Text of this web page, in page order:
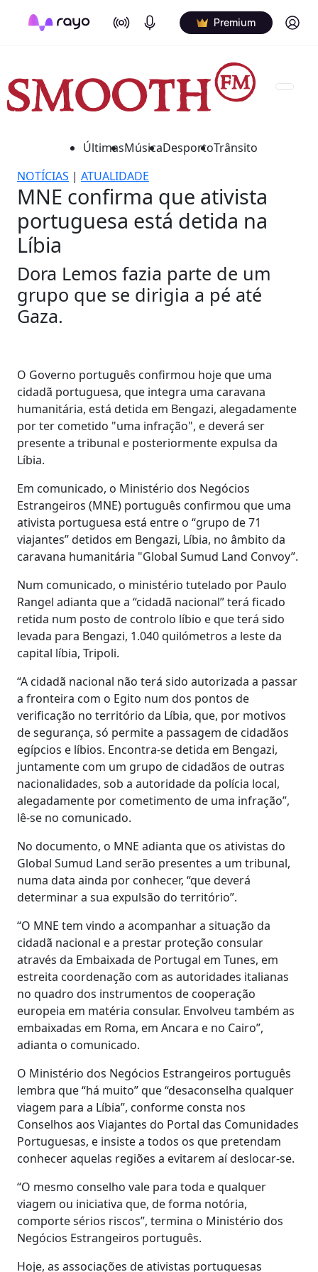
On Air Podcasts Premium Log in
ÚltimasMúsicaDesportoTrânsito
NOTÍCIAS | ATUALIDADE
MNE confirma que ativista
portuguesa está detida na
Líbia
Dora Lemos fazia parte de um
grupo que se dirigia a pé até
Gaza.
O Governo português confirmou hoje que uma
cidadã portuguesa, que integra uma caravana
humanitária, está detida em Bengazi, alegadamente
por ter cometido "uma infração", e deverá ser
presente a tribunal e posteriormente expulsa da
Líbia.
Em comunicado, o Ministério dos Negócios
Estrangeiros (MNE) português confirmou que uma
ativista portuguesa está entre o “grupo de 71
viajantes” detidos em Bengazi, Líbia, no âmbito da
caravana humanitária "Global Sumud Land Convoy”.
Num comunicado, o ministério tutelado por Paulo
Rangel adianta que a “cidadã nacional” terá ficado
retida num posto de controlo líbio e que terá sido
levada para Bengazi, 1.040 quilómetros a leste da
capital líbia, Tripoli.
“A cidadã nacional não terá sido autorizada a passar
a fronteira com o Egito num dos pontos de
verificação no território da Líbia, que, por motivos
de segurança, só permite a passagem de cidadãos
egípcios e líbios. Encontra-se detida em Bengazi,
juntamente com um grupo de cidadãos de outras
nacionalidades, sob a autoridade da polícia local,
alegadamente por cometimento de uma infração”,
lê-se no comunicado.
No documento, o MNE adianta que os ativistas do
Global Sumud Land serão presentes a um tribunal,
numa data ainda por conhecer, “que deverá
determinar a sua expulsão do território”.
“O MNE tem vindo a acompanhar a situação da
cidadã nacional e a prestar proteção consular
através da Embaixada de Portugal em Tunes, em
estreita coordenação com as autoridades italianas
no quadro dos instrumentos de cooperação
europeia em matéria consular. Envolveu também as
embaixadas em Roma, em Ancara e no Cairo”,
adianta o comunicado.
O Ministério dos Negócios Estrangeiros português
lembra que “há muito” que “desaconselha qualquer
viagem para a Líbia”, conforme consta nos
Conselhos aos Viajantes do Portal das Comunidades
Portuguesas, e insiste a todos os que pretendam
conhecer aquelas regiões a evitarem aí deslocar-se.
“O mesmo conselho vale para toda e qualquer
viagem ou iniciativa que, de forma notória,
comporte sérios riscos”, termina o Ministério dos
Negócios Estrangeiros português.
Hoje, as associações de ativistas portuguesas